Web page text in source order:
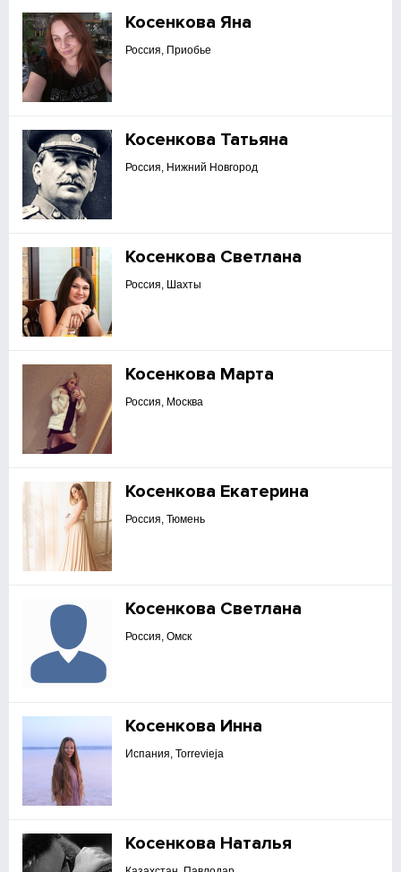
Косенкова Яна
Россия, Приобье
Косенкова Татьяна
Россия, Нижний Новгород
Косенкова Светлана
Россия, Шахты
Косенкова Марта
Россия, Москва
Косенкова Екатерина
Россия, Тюмень
Косенкова Светлана
Россия, Омск
Косенкова Инна
Испания, Torrevieja
Косенкова Наталья